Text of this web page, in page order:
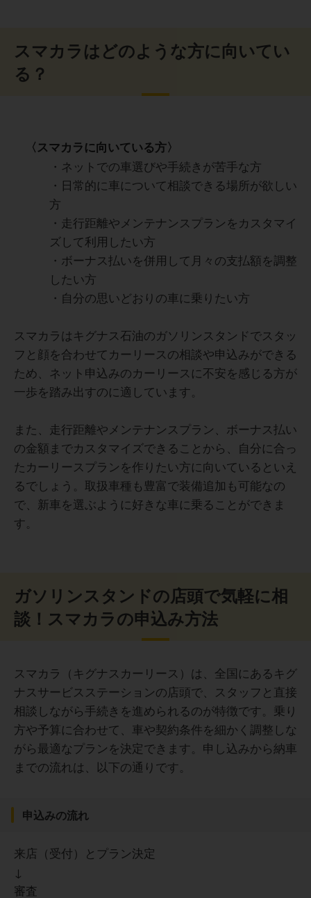
談できる点も安心感につながりました。
一番の魅力は、給油のたびに実感できる「ガソリン代の割
引」と「メンテナンスの手軽さ」です。地方在住で車が生
活必需品である私にとって、毎月の固定費が抑えられるの
は非常に助かります。
また、車検や点検の時期になると店員さんが声をかけてく
れるので、うっかり忘れる心配がありません。車のことは
すべてプロに任せて、自分はただ運転を楽しむだけという
贅沢な環境が手に入ります。特に、ディーラー特有の堅苦
しい雰囲気が苦手な方や、普段から同じガソリンスタンド
を利用している方には、利便性が高く非常におすすめのサ
ービスです。
30代 男性
出費がなく安心です。また、契約後のサポートも丁寧で、
初めて車を所有する人や家計管理を重視する方に特におす
すめです。手軽に安心して車に乗れる点が最大のメリット
です。
仕事が忙しく、リース契約でなければ車検や車のメンテナ
ンス時期を忘れがちでしたが、そのへんのお知らせや予約
管理をしてくれるので車も細かなメンテナンスのおかげで
30代女性
税金や車検、自賠責保険が月額定額に含まれている点がと
車検や点検のタイミングで予約や手続きをまとめて任せら
れたので、車に詳しくない私でも安心して乗り続けること
談できる点も安心感につながりました。
基本料金は抑えられていますが、メンテナンス内容を充実
させようとするとオプション料金が加算されるため、最終
的な月額が予算を上回らないよう注意が必要です。また、
討すべきです。契約前に「どこまでが月額に含まれるか」
を細かく担当者に確認することをおすすめします。
30代 女性
契約内容によっては走行距離に制限があるため、長距離利
用が多い方には不向きな場合があります。また、中途解約
時の条件が厳しい点は事前にしっかり確認しておく必要が
いケースもあるため、その点も含めて検討することが大切
だと思います。
車種やオプションの選択肢が限定されているため、車に強
いこだわりがある人は注意が必要です。また、月間走行距
離に制限があるため、通勤距離や長距離移動が多い方は事
前に確認することをおすすめします。使用状況に合わせた
契約途中から仕事先が全国多方面の遠方になっていったこ
い、契約満了にともない、買取をする選択をせざるを得な
い状況になってしまった。距離関係の契約内容をもう少し
柔軟にしてくれたら嬉しい。
30代女性
契約期間中は原則解約不可になり、やむを得ない事情で解
サービスを利用してみたいなという気持ちがあり、できれ
スマカラはどのような方に向いてい
る？
〈スマカラに向いている方〉
・ネットでの車選びや手続きが苦手な方
・日常的に車について相談できる場所が欲しい
方
・走行距離やメンテナンスプランをカスタマイ
ズして利用したい方
・ボーナス払いを併用して月々の支払額を調整
したい方
・自分の思いどおりの車に乗りたい方
スマカラはキグナス石油のガソリンスタンドでスタッ
フと顔を合わせてカーリースの相談や申込みができる
ため、ネット申込みのカーリースに不安を感じる方が
一歩を踏み出すのに適しています。
また、走行距離やメンテナンスプラン、ボーナス払い
の金額までカスタマイズできることから、自分に合っ
たカーリースプランを作りたい方に向いているといえ
るでしょう。取扱車種も豊富で装備追加も可能なの
で、新車を選ぶように好きな車に乗ることができま
す。
ガソリンスタンドの店頭で気軽に相
談！スマカラの申込み方法
スマカラ（キグナスカーリース）は、全国にあるキグ
ナスサービスステーションの店頭で、スタッフと直接
相談しながら手続きを進められるのが特徴です。乗り
方や予算に合わせて、車や契約条件を細かく調整しな
がら最適なプランを決定できます。申し込みから納車
までの流れは、以下の通りです。
申込みの流れ
来店（受付）とプラン決定
↓
審査